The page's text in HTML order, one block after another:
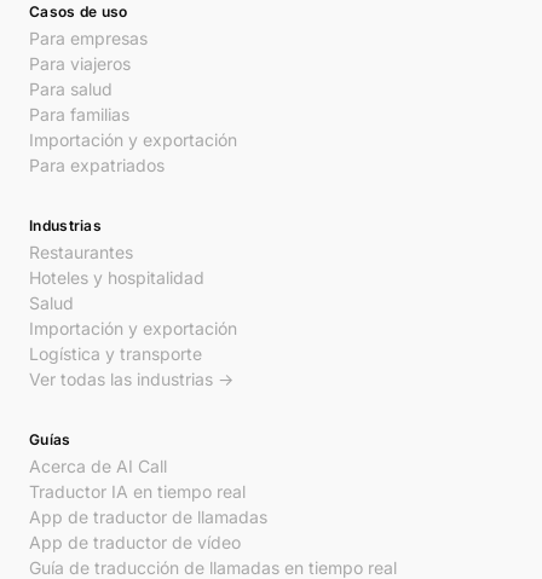
Casos de uso
Para empresas
Para viajeros
Para salud
Para familias
Importación y exportación
Para expatriados
Industrias
Restaurantes
Hoteles y hospitalidad
Salud
Importación y exportación
Logística y transporte
Ver todas las industrias →
Guías
Acerca de AI Call
Traductor IA en tiempo real
App de traductor de llamadas
App de traductor de vídeo
Guía de traducción de llamadas en tiempo real